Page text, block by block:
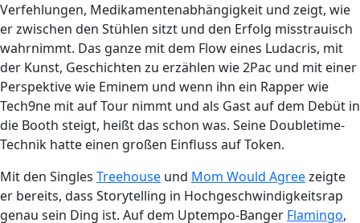
Verfehlungen, Medikamentenabhängigkeit und zeigt, wie
er zwischen den Stühlen sitzt und den Erfolg misstrauisch
wahrnimmt. Das ganze mit dem Flow eines Ludacris, mit
der Kunst, Geschichten zu erzählen wie 2Pac und mit einer
Perspektive wie Eminem und wenn ihn ein Rapper wie
Tech9ne mit auf Tour nimmt und als Gast auf dem Debüt in
die Booth steigt, heißt das schon was. Seine Doubletime-
Technik hatte einen großen Einfluss auf Token.
Mit den Singles Treehouse und Mom Would Agreezeigte
er bereits, dass Storytelling in Hochgeschwindigkeitsrap
genau sein Ding ist. Auf dem Uptempo-Banger Flamingo,